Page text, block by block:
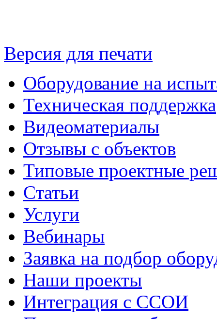
Версия для печати
Оборудование на
Техническая поддержка
Видеоматериалы
Отзывы с объектов
Типовые проектные
Cтатьи
Услуги
Вебинары
Заявка на подбор
Наши проекты
Интеграция с ССОИ